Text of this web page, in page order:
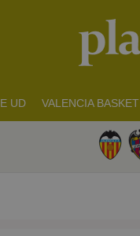
UD VALENCIA BASKET